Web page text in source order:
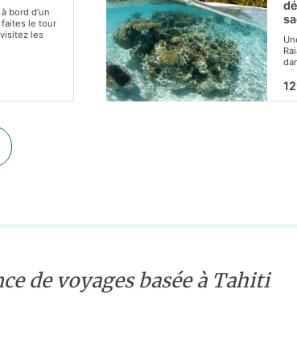
bord d’un
le tour
les
de voyages basée à Tahiti